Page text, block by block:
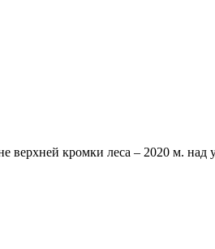
верхней кромки леса – 2020 м.